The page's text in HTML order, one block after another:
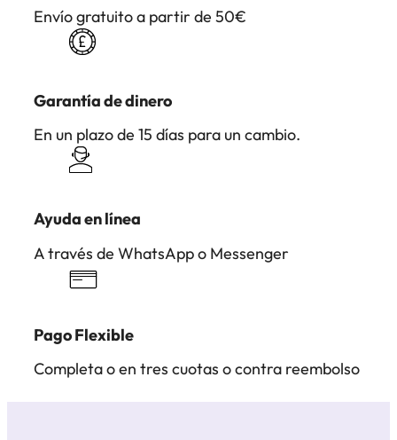
Envío gratuito a partir de 50€
Garantía de dinero
En un plazo de 15 días para un cambio.
Ayuda en línea
A través de WhatsApp o Messenger
Pago Flexible
Completa o en tres cuotas o contra reembolso